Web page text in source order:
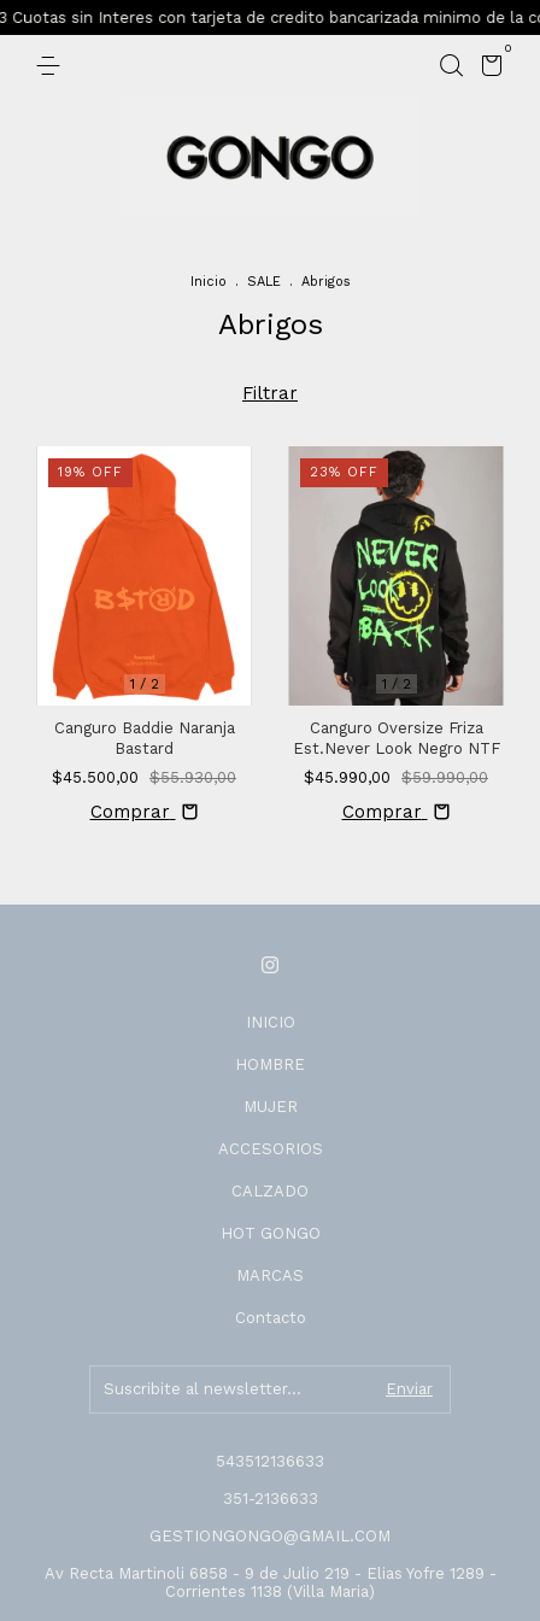
sin Interes con tarjeta de credito bancarizada minimo de la
0
Inicio . SALE . Abrigos
Abrigos
Filtrar
1 / 2
19% OFF
Canguro Baddie Naranja
Bastard
$45.500,00
$55.930,00
Comprar
1 / 2
23% OFF
Canguro Oversize Friza
Est.Never Look Negro NTF
$45.990,00
$59.990,00
Comprar
INICIO
HOMBRE
MUJER
ACCESORIOS
CALZADO
HOT GONGO
MARCAS
Contacto
543512136633
351-2136633
GESTIONGONGO@GMAIL.COM
Av Recta Martinoli 6858 - 9 de Julio 219 - Elias Yofre 1289 -
Corrientes 1138 (Villa Maria)